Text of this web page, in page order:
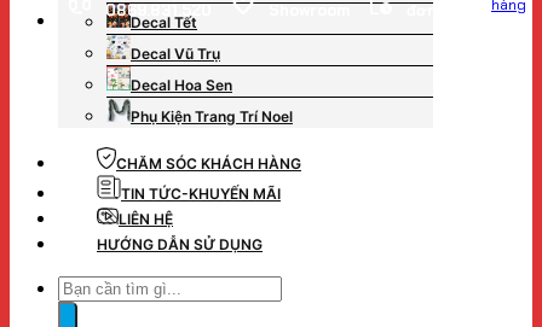
0869.831.520
Showroom
đơn hàng
hàng
Decal Tết
Decal Vũ Trụ
Decal Hoa Sen
Phụ Kiện Trang Trí Noel
CHĂM SÓC KHÁCH HÀNG
TIN TỨC-KHUYẾN MÃI
LIÊN HỆ
HƯỚNG DẪN SỬ DỤNG
Tìm
kiếm: